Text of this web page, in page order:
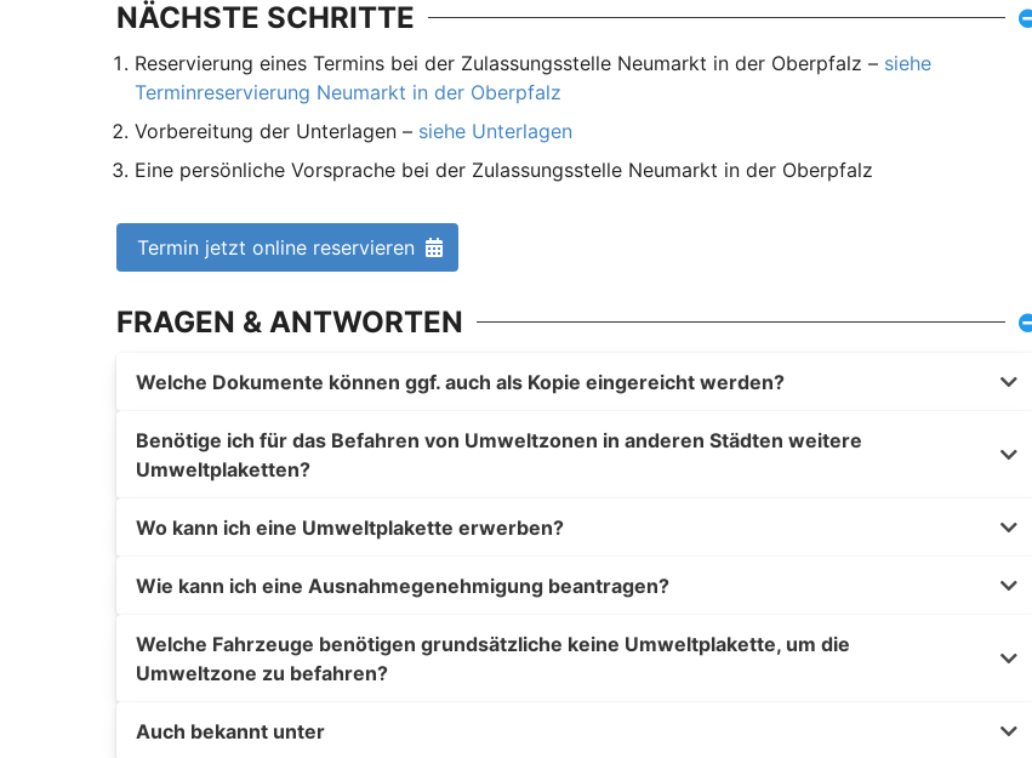
NÄCHSTE SCHRITTE
Reservierung eines Termins bei der Zulassungsstelle Neumarkt in der Oberpfalz – siehe
Terminreservierung Neumarkt in der Oberpfalz
Vorbereitung der Unterlagen – siehe Unterlagen
Eine persönliche Vorsprache bei der Zulassungsstelle Neumarkt in der Oberpfalz
Termin jetzt online reservieren
FRAGEN & ANTWORTEN
Welche Dokumente können ggf. auch als Kopie eingereicht werden?
Benötige ich für das Befahren von Umweltzonen in anderen Städten weitere
Umweltplaketten?
Wo kann ich eine Umweltplakette erwerben?
Wie kann ich eine Ausnahmegenehmigung beantragen?
Welche Fahrzeuge benötigen grundsätzliche keine Umweltplakette, um die
Umweltzone zu befahren?
Auch bekannt unter